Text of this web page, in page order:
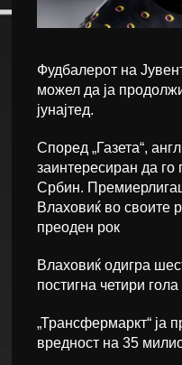
Фудбалерот на
можел да ја
јунајтед.
Според „Газета“,
заинтересиран да
Србин.
Влаховиќ во своите
преоден рок
Влаховиќ одигра
постигна четири
„Трансфермаркт“ ја
вредност на 35